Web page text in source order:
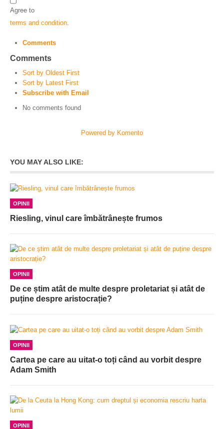
Agree to
terms and condition
Comments
Comments
Sort by Oldest First
Sort by Latest First
Subscribe with Email
No comments found
Powered by Komento
YOU MAY ALSO LIKE:
OPINII
Riesling, vinul care îmbătrânește frumos
OPINII
De ce știm atât de multe despre proletariat și atât de
puține despre aristocrație?
OPINII
Cartea pe care au uitat-o toți când au vorbit despre
Adam Smith
OPINII